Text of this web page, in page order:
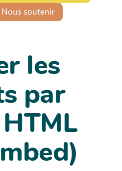
Nous soutenir
les
par